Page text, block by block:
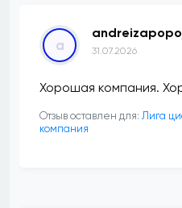
a 31.07.2026
Хорошая компания.
Отзыв оставлен для: Лига
компания